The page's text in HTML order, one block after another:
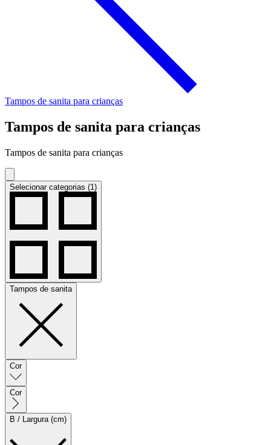
Tampos de sanita para crianças
Tampos de sanita para crianças
Tampos de sanita para crianças
Selecionar categorias (1)
Tampos de sanita
Cor
Cor
B / Largura (cm)